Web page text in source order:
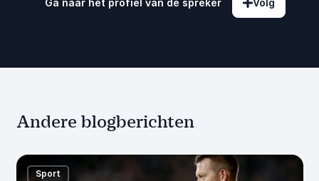
Ga naar het profiel van de spreker Volg
Andere blogberichten
Sport